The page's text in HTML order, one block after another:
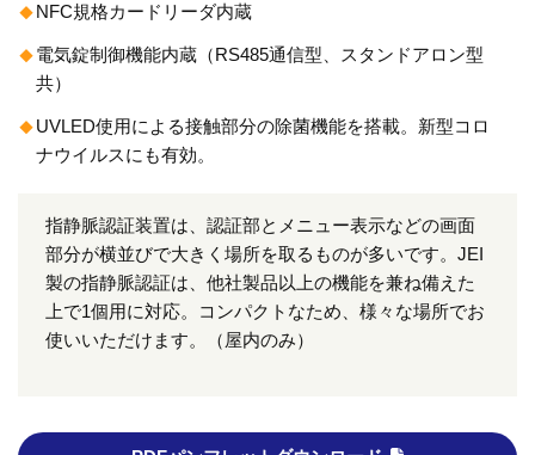
NFC規格カードリーダ内蔵
電気錠制御機能内蔵（RS485通信型、スタンドアロン型
共）
UVLED使用による接触部分の除菌機能を搭載。新型コロ
ナウイルスにも有効。
指静脈認証装置は、認証部とメニュー表示などの画面
部分が横並びで大きく場所を取るものが多いです。JEI
製の指静脈認証は、他社製品以上の機能を兼ね備えた
上で1個用に対応。コンパクトなため、様々な場所でお
使いいただけます。（屋内のみ）